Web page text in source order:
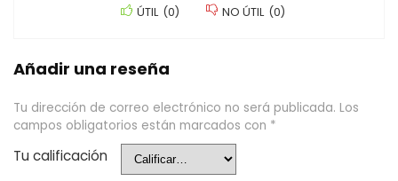
ÚTIL (0) NO ÚTIL (0)
Añadir una reseña
Tu dirección de correo electrónico no será publicada. Los
campos obligatorios están marcados con *
Tu calificación